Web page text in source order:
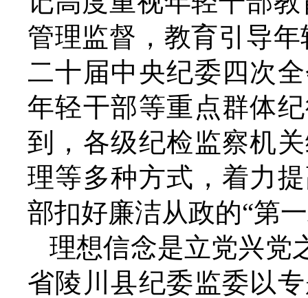
管理监督，教育引导
二十届中央纪委四次
年轻干部等重点群体
到，各级纪检监察机
理等多种方式，着力
部扣好廉洁从政的“第
理想信念是立党兴党
省陵川县纪委监委以